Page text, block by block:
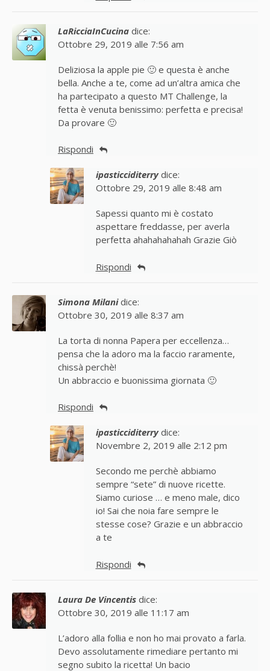
LaRicciaInCucina dice:
Ottobre 29, 2019 alle 7:56 am
Deliziosa la apple pie 🙂 e questa è anche
bella. Anche a te, come ad un’altra amica che
ha partecipato a questo MT Challenge, la
fetta è venuta benissimo: perfetta e precisa!
Da provare 🙂
Rispondi
ipasticciditerry dice:
Ottobre 29, 2019 alle 8:48 am
Sapessi quanto mi è costato
aspettare freddasse, per averla
perfetta ahahahahahah Grazie Giò
Rispondi
Simona Milani dice:
Ottobre 30, 2019 alle 8:37 am
La torta di nonna Papera per eccellenza…
pensa che la adoro ma la faccio raramente,
chissà perchè!
Un abbraccio e buonissima giornata 🙂
Rispondi
ipasticciditerry dice:
Novembre 2, 2019 alle 2:12 pm
Secondo me perchè abbiamo
sempre “sete” di nuove ricette.
Siamo curiose … e meno male, dico
io! Sai che noia fare sempre le
stesse cose? Grazie e un abbraccio
a te
Rispondi
Laura De Vincentis dice:
Ottobre 30, 2019 alle 11:17 am
L’adoro alla follia e non ho mai provato a farla.
Devo assolutamente rimediare pertanto mi
segno subito la ricetta! Un bacio